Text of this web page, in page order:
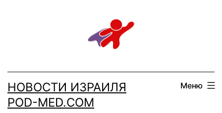
НОВОСТИ ИЗРАИЛЯ
POD-MED.COM
Меню